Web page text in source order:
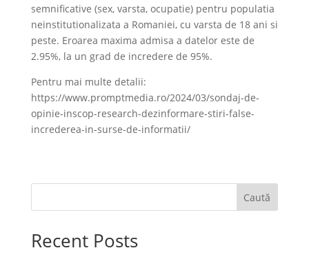
semnificative (sex, varsta, ocupatie) pentru populatia
neinstitutionalizata a Romaniei, cu varsta de 18 ani si
peste. Eroarea maxima admisa a datelor este de
2.95%, la un grad de incredere de 95%.
Pentru mai multe detalii:
https://www.promptmedia.ro/2024/03/sondaj-de-
opinie-inscop-research-dezinformare-stiri-false-
increderea-in-surse-de-informatii/
Caută
Recent Posts